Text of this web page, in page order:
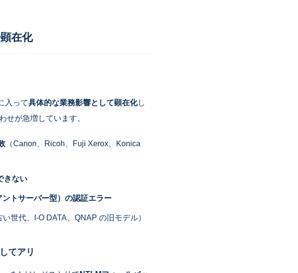
在化
入って具体的な業務影響として顕在化し
せが急増しています。
（Canon、Ricoh、Fuji Xerox、Konica
きない
トサーバー型）の認証エラー
い世代、I-O DATA、QNAP の旧モデル）
てアリ